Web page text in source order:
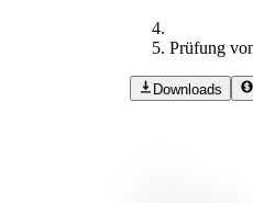
Downloads